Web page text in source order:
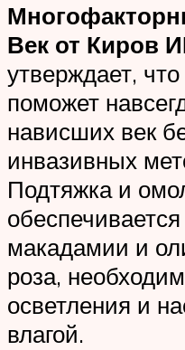
Век от Киров
утверждает,
поможет
нависших век
инвазивных
Подтяжка и
макадамии и
роза,
осветления и
влагой.